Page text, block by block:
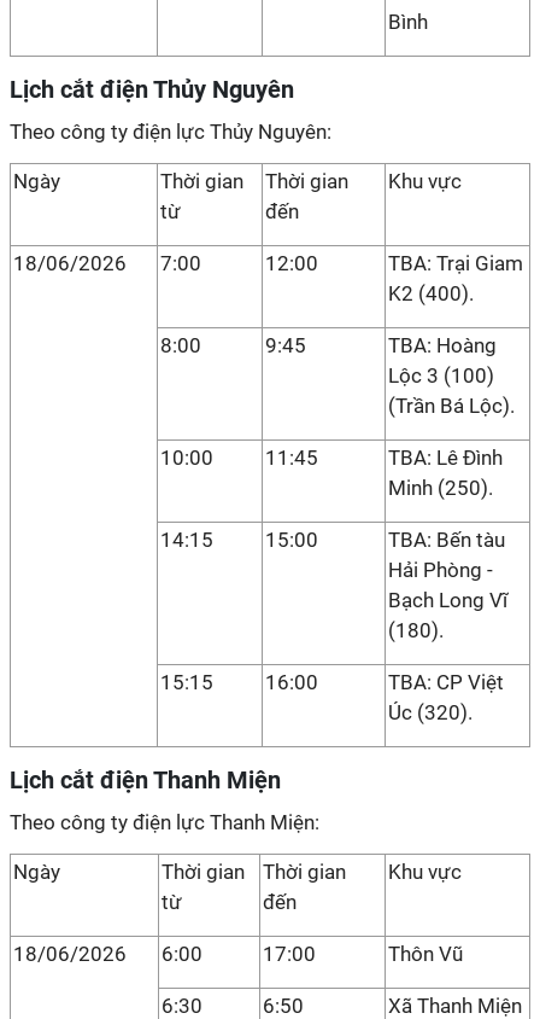
Bình
Lịch cắt điện Thủy Nguyên
Theo công ty điện lực Thủy Nguyên:
Ngày
Thời gian
từ
Thời gian
đến
Khu vực
18/06/2026 7:00 12:00
TBA: Trại Giam
K2 (400).
8:00 9:45
TBA: Hoàng
Lộc 3 (100)
(Trần Bá Lộc).
10:00 11:45
TBA: Lê Đình
Minh (250).
14:15 15:00
TBA: Bến tàu
Hải Phòng -
Bạch Long Vĩ
(180).
15:15 16:00
TBA: CP Việt
Úc (320).
Lịch cắt điện Thanh Miện
Theo công ty điện lực Thanh Miện:
Ngày
Thời gian
từ
Thời gian
đến
Khu vực
18/06/2026 6:00 17:00 Thôn Vũ
6:30 6:50 Xã Thanh Miện